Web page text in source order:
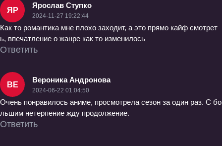
ЯР
Ярослав Ступко
2024-11-27 19:22:44
Как то романтика мне плохо заходит, а это прямо кайф смотрет
ь, впечатление о жанре как то изменилось
Ответить
ВЕ
Вероника Андронова
2024-06-22 01:04:50
Очень понравилось аниме, просмотрела сезон за один раз. С бо
льшим нетерпение жду продолжение.
Ответить